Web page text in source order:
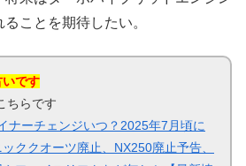
ことを期待したい。
です
ちらです
ナーチェンジいつ？2025年7月頃に
ククオーツ廃止、NX250廃止予告、